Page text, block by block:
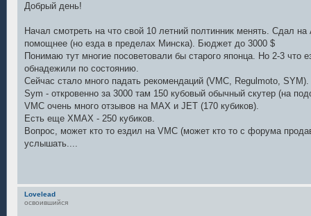
о
е
и
е
Добрый день!
Начал смотреть на что свой 10 летний полтинник менять. Сдал на
помощнее (но езда в пределах Минска). Бюджет до 3000 $
Понимаю тут многие посоветовали бы старого японца. Но 2-3 что
обнадежили по состоянию.
Сейчас стало много падать рекомендаций (VMC, Regulmoto, SYM).
Sym - откровенно за 3000 там 150 кубовый обычный скутер (на
VMC очень много отзывов на MAX и JET (170 кубиков).
Есть еще XMAX - 250 кубиков.
Вопрос, может кто то ездил на VMC (может кто то с форума
услышать....
Lovelead
освоившийся